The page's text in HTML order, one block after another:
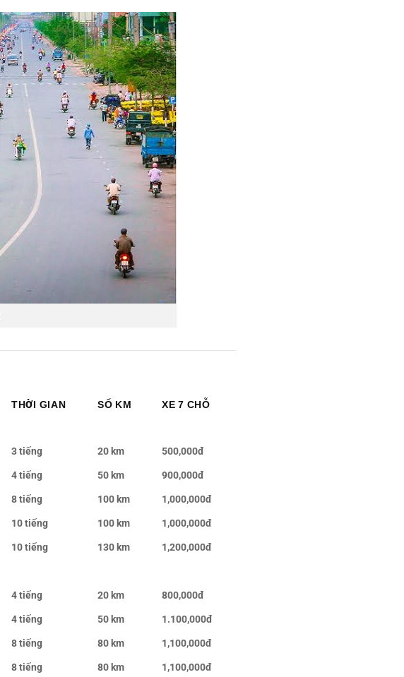
THỜI GIAN SỐ KM
XE 7 CHỖ
3 tiếng 20 km
500,000đ
4 tiếng 50 km
900,000đ
8 tiếng 100 km
1,000,000đ
10 tiếng 100 km
1,000,000đ
10 tiếng 130 km
1,200,000đ
4 tiếng 20 km
800,000đ
4 tiếng 50 km
1.100,000đ
8 tiếng 80 km
1,100,000đ
8 tiếng 80 km 1,100,000đ